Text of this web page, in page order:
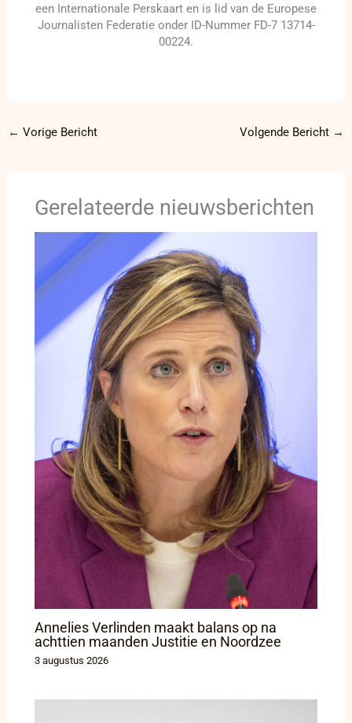
een Internationale Perskaart en is lid van de Europese
Journalisten Federatie onder ID-Nummer FD-7 13714-
00224.
← Vorige Bericht Volgende Bericht →
Gerelateerde nieuwsberichten
Annelies Verlinden maakt balans op na
achttien maanden Justitie en Noordzee
3 augustus 2026